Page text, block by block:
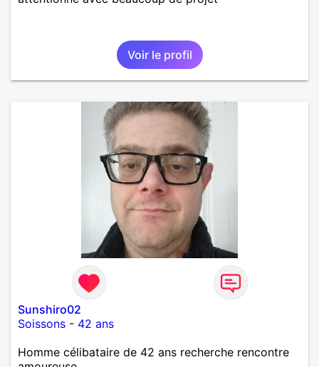
Voir le profil
Sunshiro02
Soissons - 42 ans
Homme célibataire de 42 ans recherche rencontre